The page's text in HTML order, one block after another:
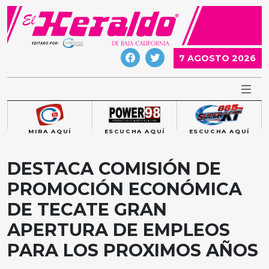
Skip
content
7 AGOSTO 2026
MIRA AQUÍ ESCUCHA AQUÍ ESCUCHA AQUÍ
DESTACA COMISIÓN DE
PROMOCIÓN ECONÓMICA
DE TECATE GRAN
APERTURA DE EMPLEOS
PARA LOS PROXIMOS AÑOS